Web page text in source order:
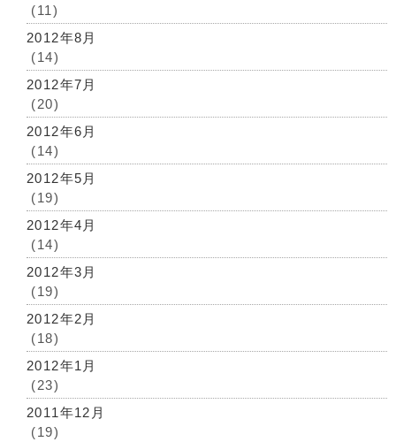
(11)
2012年8月
(14)
2012年7月
(20)
2012年6月
(14)
2012年5月
(19)
2012年4月
(14)
2012年3月
(19)
2012年2月
(18)
2012年1月
(23)
2011年12月
(19)